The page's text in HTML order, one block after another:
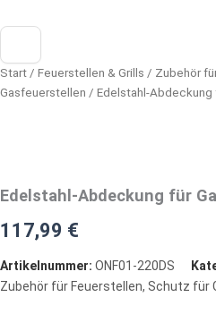
Start / Feuerstellen & Grills / Zubehör
Gasfeuerstellen / Edelstahl-Abdeckung
Edelstahl-Abdeckung für
117,99 €
Artikelnummer: ONF01-220DS
Zubehör für Feuerstellen, Schutz für